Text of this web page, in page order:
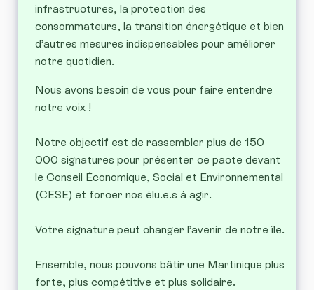
infrastructures, la protection des
consommateurs, la transition énergétique et bien
d’autres mesures indispensables pour améliorer
notre quotidien.
Nous avons besoin de vous pour faire entendre
notre voix !
Notre objectif est de rassembler plus de 150
000 signatures pour présenter ce pacte devant
le Conseil Économique, Social et Environnemental
(CESE) et forcer nos élu.e.s à agir.
Votre signature peut changer l’avenir de notre île.
Ensemble, nous pouvons bâtir une Martinique plus
forte, plus compétitive et plus solidaire.